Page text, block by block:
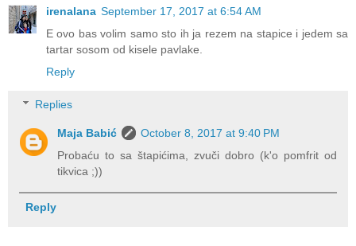
irenalana September 17, 2017 at 6:54 AM
E ovo bas volim samo sto ih ja rezem na stapice i jedem sa
tartar sosom od kisele pavlake.
Reply
Replies
Maja Babić
October 8, 2017 at 9:40 PM
Probaću to sa štapićima, zvuči dobro (k'o pomfrit od
tikvica ;))
Reply